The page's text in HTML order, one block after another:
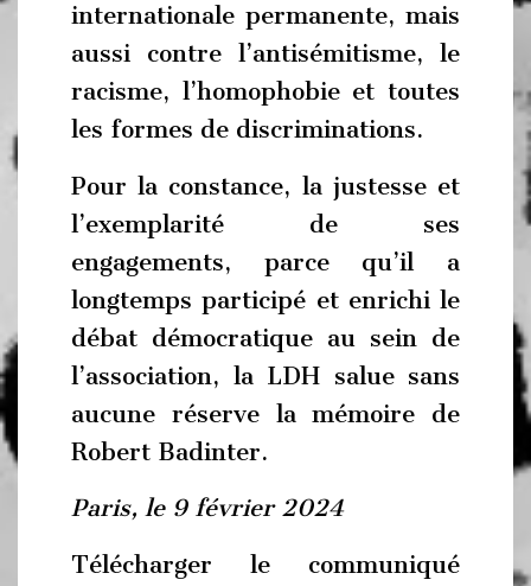
internationale permanente, mais
aussi contre l’antisémitisme, le
racisme, l’homophobie et toutes
les formes de discriminations.
Pour la constance, la justesse et
l’exemplarité de ses
engagements, parce qu’il a
longtemps participé et enrichi le
débat démocratique au sein de
l’association, la LDH salue sans
aucune réserve la mémoire de
Robert Badinter.
Paris, le 9 février 2024
Télécharger le communiqué